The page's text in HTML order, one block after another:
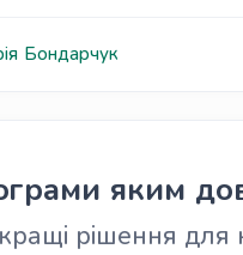
Бондарчук
яким
рішення для